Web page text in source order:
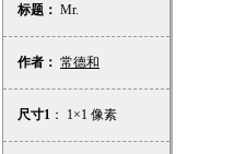
标题： Mr.
作者： 常德和
尺寸1 ： 1×1 像素